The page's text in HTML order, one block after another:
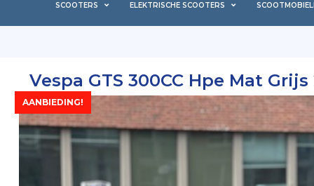
SCOOTERS ELEKTRISCHE SCOOTERS
Vespa GTS 300CC Hpe Mat Grijs
AANBIEDING!